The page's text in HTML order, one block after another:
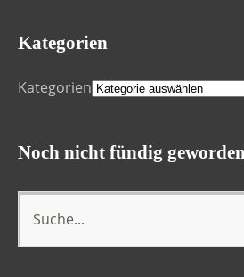
Kategorien
Kategorien
Noch nicht fündig